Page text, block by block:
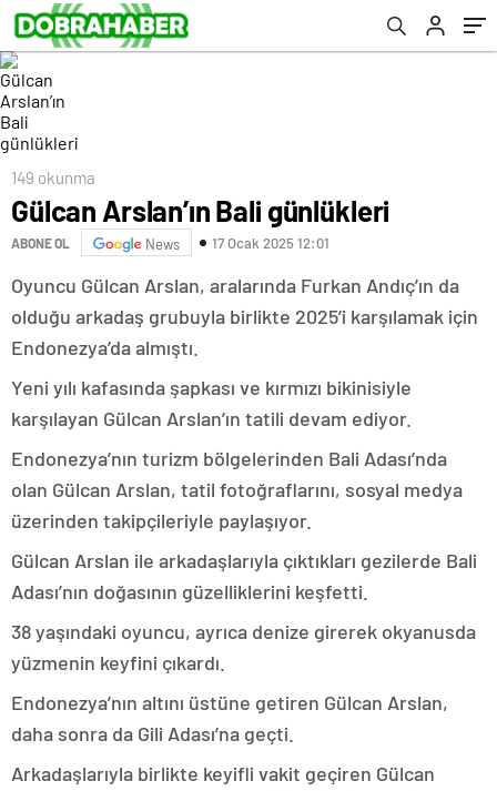
149 okunma
Gülcan Arslan’ın Bali günlükleri
ABONE OL News 17 Ocak 2025 12:01
Oyuncu Gülcan Arslan, aralarında Furkan Andıç’ın da
olduğu arkadaş grubuyla birlikte 2025’i karşılamak için
Endonezya’da almıştı.
Yeni yılı kafasında şapkası ve kırmızı bikinisiyle
karşılayan Gülcan Arslan’ın tatili devam ediyor.
Endonezya’nın turizm bölgelerinden Bali Adası’nda
olan Gülcan Arslan, tatil fotoğraflarını, sosyal medya
üzerinden takipçileriyle paylaşıyor.
Gülcan Arslan ile arkadaşlarıyla çıktıkları gezilerde Bali
Adası’nın doğasının güzelliklerini keşfetti.
38 yaşındaki oyuncu, ayrıca denize girerek okyanusda
yüzmenin keyfini çıkardı.
Endonezya’nın altını üstüne getiren Gülcan Arslan,
daha sonra da Gili Adası’na geçti.
Arkadaşlarıyla birlikte keyifli vakit geçiren Gülcan